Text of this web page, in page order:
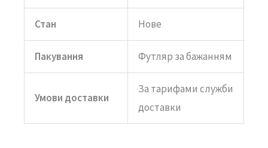
Стан Нове
Пакування Футляр за бажанням
Умови доставки
За тарифами служби
доставки